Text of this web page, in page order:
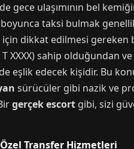
gece ulaşımının bel
taksi bulmak
dikkat edilmesi gereken
XXXX) sahip olduğundan
eşlik edecek kişidir. Bu
sürücüler gibi nazik ve
gerçek escort gibi, sizi
Transfer Hizmetleri